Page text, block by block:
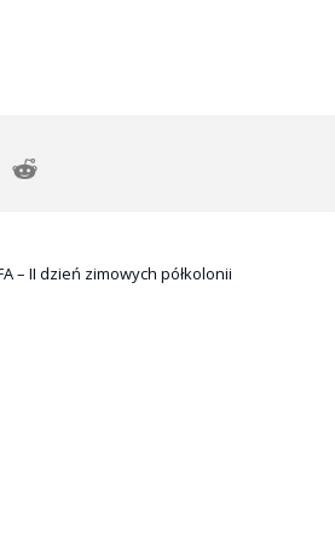
– II dzień zimowych półkolonii